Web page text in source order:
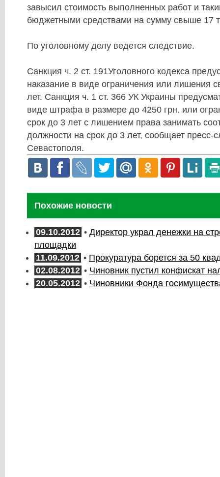
завысил стоимость выполненных работ и
бюджетными средствами на сумму свыше 17
По уголовному делу ведется следствие.
Санкция ч. 2 ст. 191Уголовного кодекса
наказание в виде ограничения или лишения
лет. Санкция ч. 1 ст. 366 УК Украины
виде штрафа в размере до 4250 грн. или
срок до 3 лет с лишением права занимать
должности на срок до 3 лет, сообщает пресс-
Севастополя.
Похожие новости
09.10.2012 • Директор украл денежки на
площадки
11.09.2012 • Прокуратура борется за 50
02.08.2012 • Чиновник пустил конфискат
20.05.2012 • Чиновники Фонда